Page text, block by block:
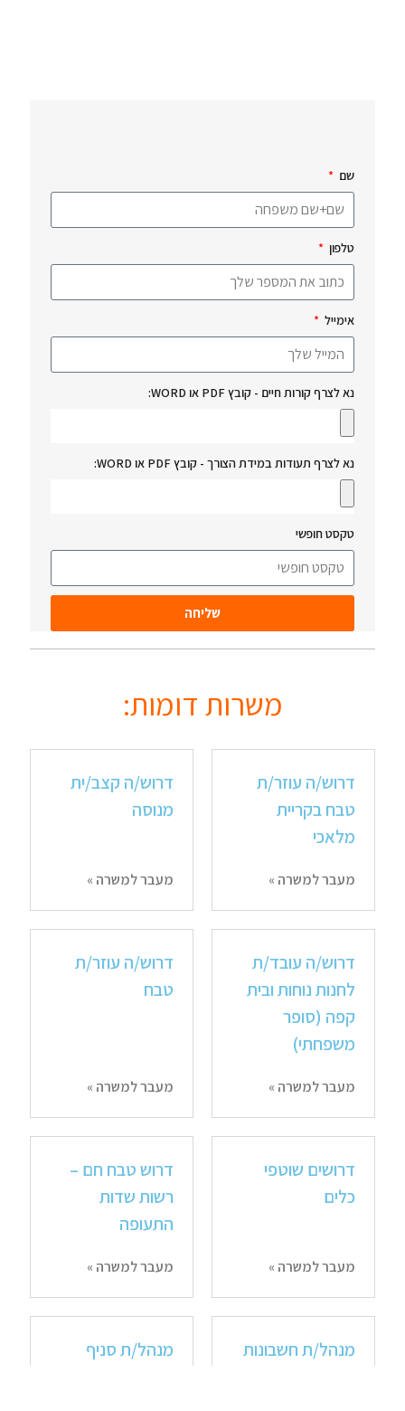
שם
טלפון
אימייל
נא לצרף קורות חיים - קובץ PDF או WORD:
נא לצרף תעודות במידת הצורך - קובץ PDF או WORD:
טקסט חופשי
שליחה
משרות דומות:
דרוש/ה עוזר/ת
טבח בקריית
מלאכי
מעבר למשרה »
דרוש/ה קצב/ית
מנוסה
מעבר למשרה »
דרוש/ה עובד/ת
לחנות נוחות ובית
קפה (סופר
משפחתי)
מעבר למשרה »
דרוש/ה עוזר/ת
טבח
מעבר למשרה »
דרושים שוטפי
כלים
מעבר למשרה »
דרוש טבח חם –
רשות שדות
התעופה
מעבר למשרה »
מנהל/ת חשבונות
מנהל/ת סניף